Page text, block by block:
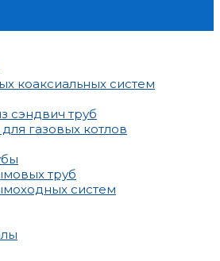
коаксиальных систем
сэндвич труб
газовых котлов
труб
систем